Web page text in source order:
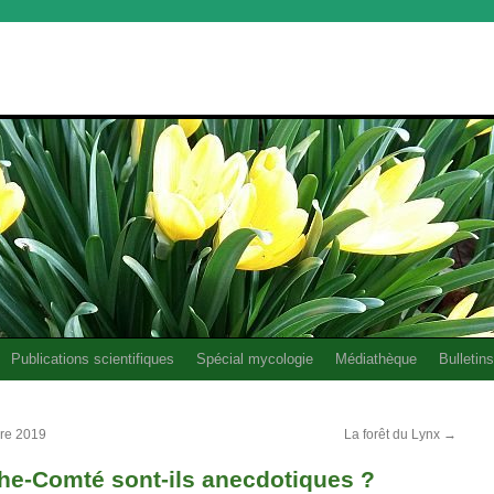
Publications scientifiques Spécial mycologie Médiathèque Bulletins
2019 La forêt du Lynx →
Comté sont-ils anecdotiques ?